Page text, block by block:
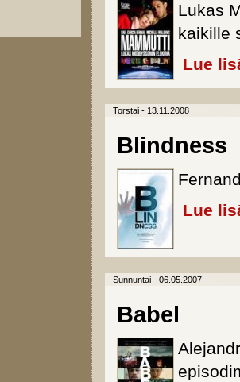
Lukas
kaikille
Lue
Torstai - 13.11.2008
Blindness
Lue
Sunnuntai - 06.05.2007
Babel